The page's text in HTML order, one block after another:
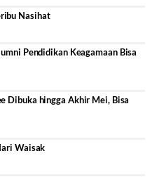
Nasihat
Pendidikan Keagamaan Bisa
Dibuka hingga Akhir Mei, Bisa
Waisak